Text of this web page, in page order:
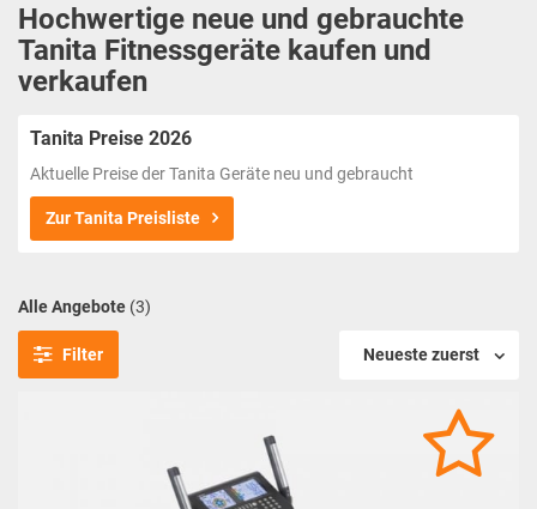
Hochwertige neue und gebrauchte
Tanita Fitnessgeräte kaufen und
verkaufen
Tanita Preise 2026
Aktuelle Preise der Tanita Geräte neu und gebraucht
Zur Tanita Preisliste
Alle Angebote (3)
Filter Neueste zuerst